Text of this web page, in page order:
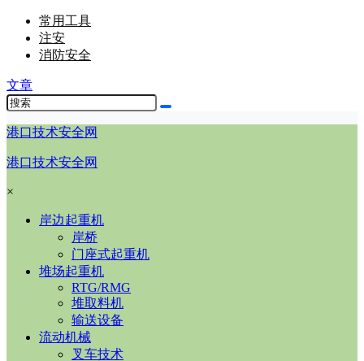
常用工具
注安
消防安全
文章
港口技术安全网
港口技术安全网
×
岸边起重机
岸桥
门座式起重机
堆场起重机
RTG/RMG
堆取料机
输送设备
流动机械
叉车技术